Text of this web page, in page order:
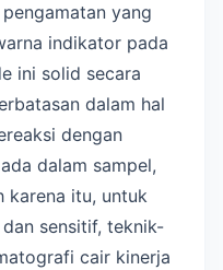
yang
indikator pada
ini solid secara
dalam hal
dengan
dalam sampel,
karena itu, untuk
sensitif, teknik-
cair kinerja